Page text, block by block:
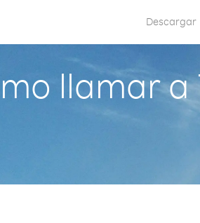
Descargar
llamar a